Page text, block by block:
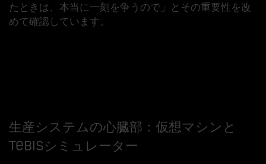
たときは、本当に一刻を争うので」とその重要性を改
めて確認しています。
生産システムの心臓部：仮想マシンと
Tebisシミュレーター